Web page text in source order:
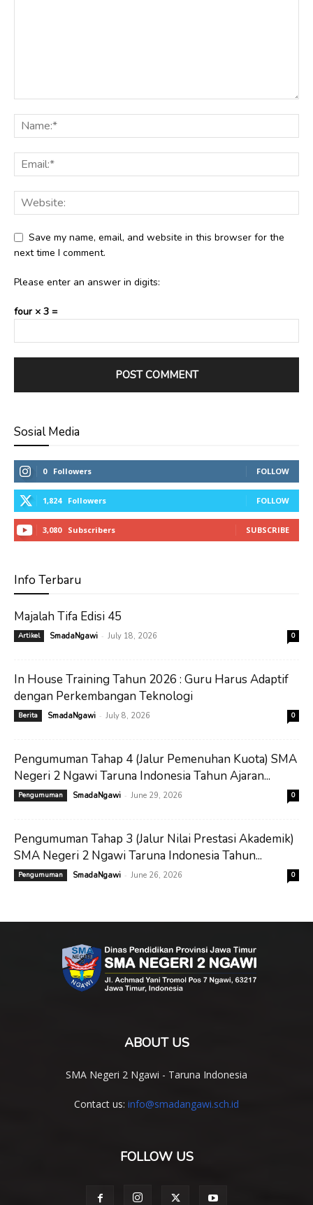
Save my name, email, and website in this browser for the
next time I comment.
Please enter an answer in digits:
four × 3 =
Sosial Media
0 Followers FOLLOW
1,824 Followers FOLLOW
3,080 Subscribers SUBSCRIBE
Info Terbaru
Majalah Tifa Edisi 45
Artikel SmadaNgawi - July 18, 2026 0
In House Training Tahun 2026 : Guru Harus Adaptif
dengan Perkembangan Teknologi
Berita SmadaNgawi - July 8, 2026 0
Pengumuman Tahap 4 (Jalur Pemenuhan Kuota) SMA
Negeri 2 Ngawi Taruna Indonesia Tahun Ajaran...
Pengumuman SmadaNgawi - June 29, 2026 0
Pengumuman Tahap 3 (Jalur Nilai Prestasi Akademik)
SMA Negeri 2 Ngawi Taruna Indonesia Tahun...
Pengumuman SmadaNgawi - June 26, 2026 0
ABOUT US
SMA Negeri 2 Ngawi - Taruna Indonesia
Contact us: info@smadangawi.sch.id
FOLLOW US